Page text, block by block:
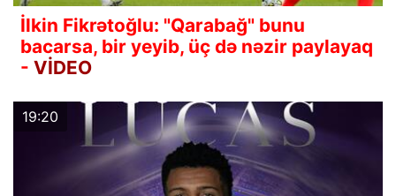
İlkin Fikrətoğlu: "Qarabağ" bunu
bacarsa, bir yeyib, üç də nəzir paylayaq
- VİDEO
19:20